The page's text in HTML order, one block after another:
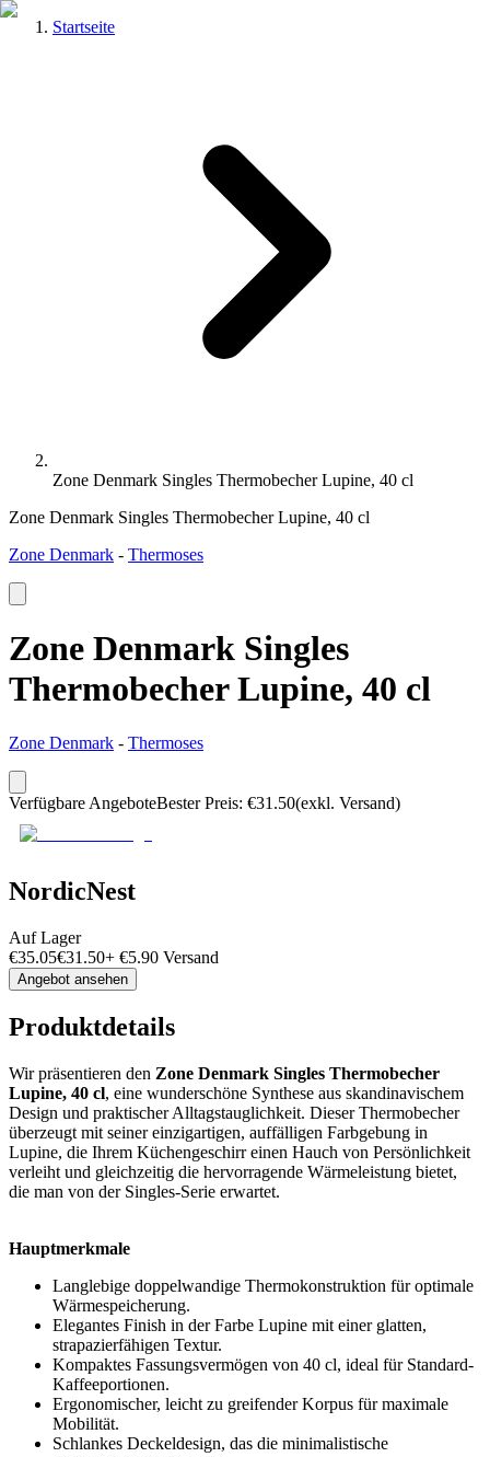
Startseite
Zone Denmark Singles Thermobecher Lupine, 40 cl
Zone Denmark Singles Thermobecher Lupine, 40 cl
Zone Denmark - Thermoses
Zone Denmark Singles
Thermobecher Lupine, 40 cl
Zone Denmark - Thermoses
Verfügbare AngeboteBester Preis: €31.50(exkl. Versand)
NordicNest
Auf Lager
€35.05€31.50+ €5.90 Versand
Angebot ansehen
Produktdetails
Wir präsentieren den Zone Denmark Singles Thermobecher
Lupine, 40 cl, eine wunderschöne Synthese aus skandinavischem
Design und praktischer Alltagstauglichkeit. Dieser Thermobecher
überzeugt mit seiner einzigartigen, auffälligen Farbgebung in
Lupine, die Ihrem Küchengeschirr einen Hauch von Persönlichkeit
verleiht und gleichzeitig die hervorragende Wärmeleistung bietet,
die man von der Singles-Serie erwartet.
Hauptmerkmale
Langlebige doppelwandige Thermokonstruktion für optimale
Wärmespeicherung.
Elegantes Finish in der Farbe Lupine mit einer glatten,
strapazierfähigen Textur.
Kompaktes Fassungsvermögen von 40 cl, ideal für Standard-
Kaffeeportionen.
Ergonomischer, leicht zu greifender Korpus für maximale
Mobilität.
Schlankes Deckeldesign, das die minimalistische